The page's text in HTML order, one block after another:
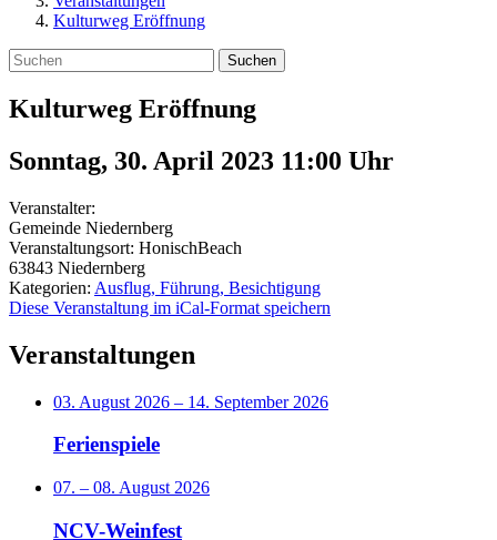
Kulturweg Eröffnung
Suchen
Kulturweg Eröffnung
Sonntag, 30. April 2023 11:00 Uhr
Veranstalter:
Gemeinde Niedernberg
Veranstaltungsort: HonischBeach
63843 Niedernberg
Kategorien: Ausflug, Führung, Besichtigung
Diese Veranstaltung im iCal-Format speichern
Veranstaltungen
03. August 2026 – 14. September 2026
Ferienspiele
07. – 08. August 2026
NCV-Weinfest